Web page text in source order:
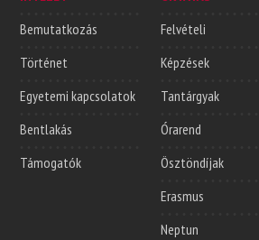
Bemutatkozás
Történet
Egyetemi kapcsolatok
Bentlakás
Támogatók
Felvételi
Képzések
Tantárgyak
Órarend
Ösztöndíjak
Erasmus
Neptun